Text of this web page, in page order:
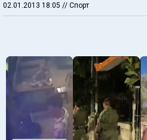
02.01.2013 18:05 // Спорт